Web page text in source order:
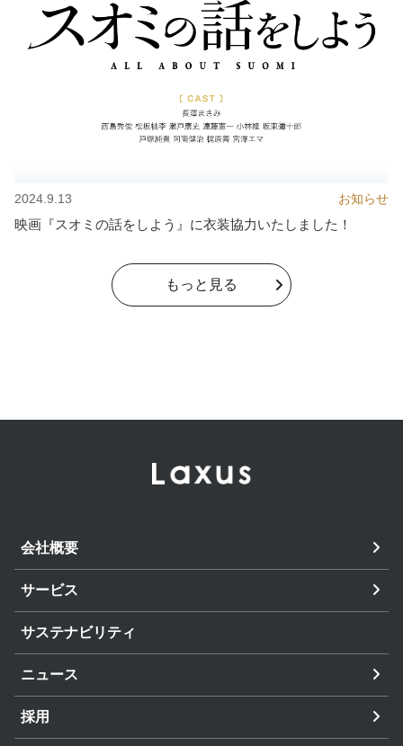
2024.9.13 お知らせ
映画『スオミの話をしよう』に衣装協力いたしました！
もっと見る
会社概要
サービス
サステナビリティ
ニュース
採用